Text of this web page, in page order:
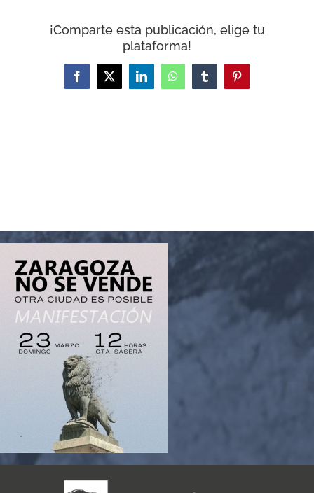
¡Comparte esta publicación, elige tu
plataforma!
Facebook
X LinkedInWhatsAppTumblrPinterest